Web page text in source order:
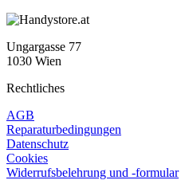
Ungargasse 77
1030 Wien
Rechtliches
AGB
Reparaturbedingungen
Datenschutz
Cookies
Widerrufsbelehrung und -formular